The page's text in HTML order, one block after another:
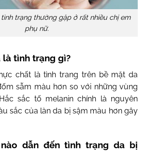
trạng thường gặp ở rất nhiều chị em
phụ nữ.
là tình trạng gì?
chất là tình trang trên bề mặt da
sẫm màu hơn so với những vùng
sắc tố melanin chính là nguyên
sắc của làn da bị sậm màu hơn gây
dẫn đến tình trạng da bị